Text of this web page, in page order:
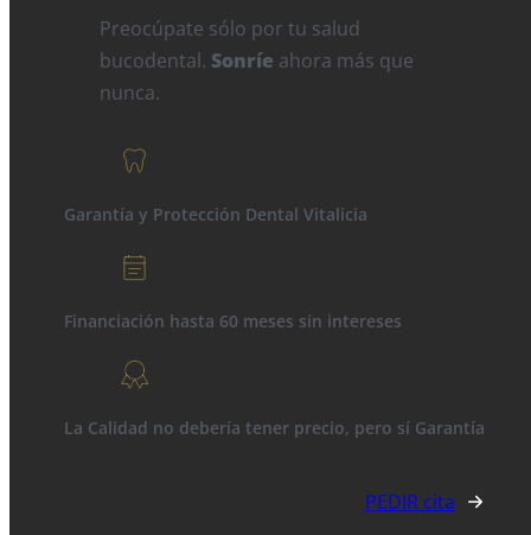
Preocúpate sólo por tu salud
bucodental. Sonríe ahora más que
nunca.
Garantía y Protección Dental Vitalicia
Financiación hasta 60 meses sin intereses
La Calidad no debería tener precio, pero sí Garantía
PEDIR cita